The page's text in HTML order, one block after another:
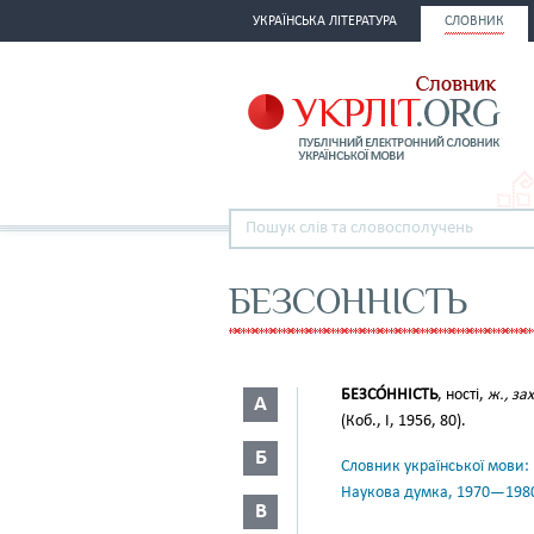
УКРАЇНСЬКА ЛІТЕРАТУРА СЛОВНИК
БЕЗСОННІСТЬ
А
Б
В
БЕЗСО́ННІСТЬ, ності, ж.,
(Коб., І, 1956, 80).
Словник української
Наукова думка,